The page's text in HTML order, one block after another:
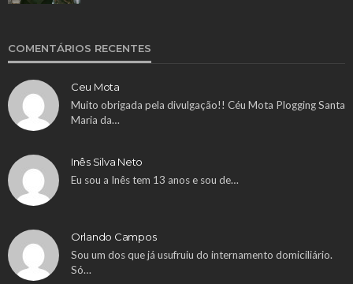
COMENTÁRIOS RECENTES
Ceu Mota
Muito obrigada pela divulgação!! Céu Mota Plogging Santa
Maria da…
Inês Silva Neto
Eu sou a Inês tem 13 anos e sou de…
Orlando Campos
Sou um dos que já usufruiu do internamento domiciliário.
Só…